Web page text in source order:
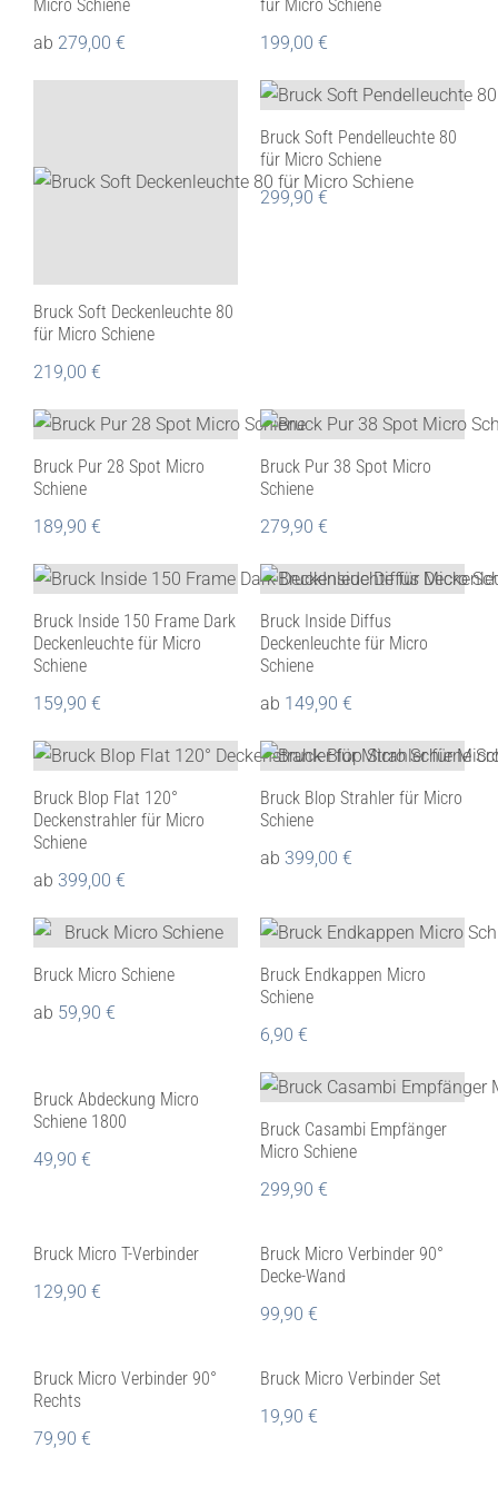
Micro Schiene
ab 279,00 €
für Micro Schiene
199,00 €
Bruck Soft Deckenleuchte 80
für Micro Schiene
219,00 €
Bruck Soft Pendelleuchte 80
für Micro Schiene
299,90 €
Bruck Pur 28 Spot Micro
Schiene
189,90 €
Bruck Pur 38 Spot Micro
Schiene
279,90 €
Bruck Inside 150 Frame Dark
Deckenleuchte für Micro
Schiene
159,90 €
Bruck Inside Diffus
Deckenleuchte für Micro
Schiene
ab 149,90 €
Bruck Blop Flat 120°
Deckenstrahler für Micro
Schiene
ab 399,00 €
Bruck Blop Strahler für Micro
Schiene
ab 399,00 €
Bruck Micro Schiene
ab 59,90 €
Bruck Endkappen Micro
Schiene
6,90 €
Bruck Abdeckung Micro
Schiene 1800
49,90 €
Bruck Casambi Empfänger
Micro Schiene
299,90 €
Bruck Micro T-Verbinder
129,90 €
Bruck Micro Verbinder 90°
Decke-Wand
99,90 €
Bruck Micro Verbinder 90°
Rechts
79,90 €
Bruck Micro Verbinder Set
19,90 €